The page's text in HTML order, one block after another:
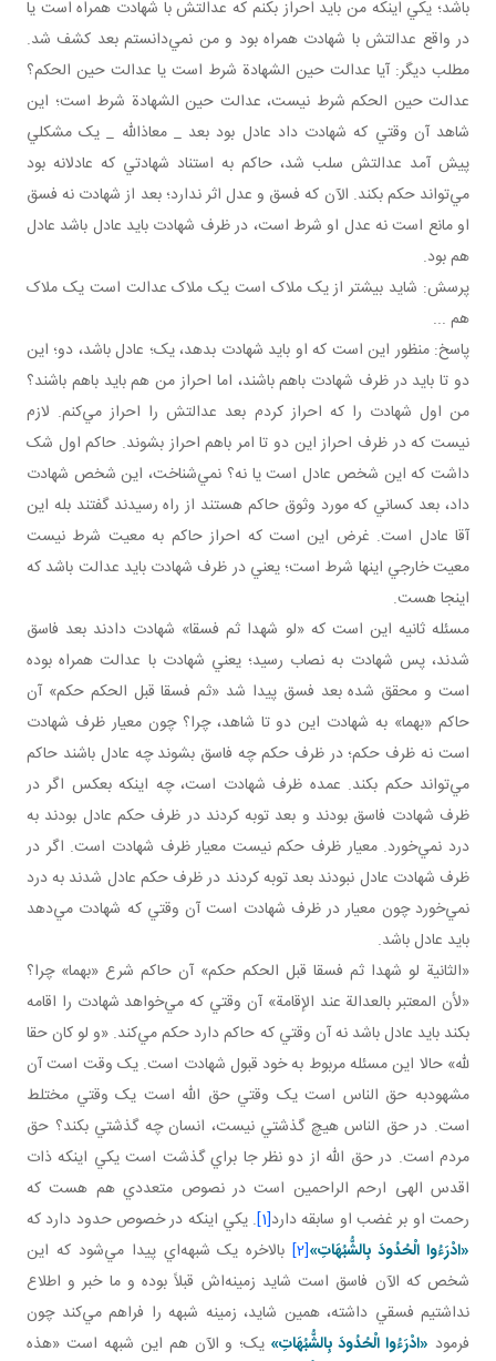
باشد؛ يکي اينکه من بايد احراز بکنم که عدالتش با شهادت همراه است يا
در واقع عدالتش با شهادت همراه بود و من نمي‌دانستم بعد کشف شد.
مطلب ديگر: آيا عدالت حين الشهادة شرط است يا عدالت حين الحکم؟
عدالت حين الحکم شرط نيست، عدالت حين الشهادة شرط است؛ اين
شاهد آن وقتي که شهادت داد عادل بود بعد _ معاذالله _ يک مشکلي
پيش آمد عدالتش سلب شد، حاکم به استناد شهادتي که عادلانه بود
مي‌تواند حکم بکند. الآن که فسق و عدل اثر ندارد؛ بعد از شهادت نه فسق
او مانع است نه عدل او شرط است، در ظرف شهادت بايد عادل باشد عادل
هم بود.
پرسش: شايد بيشتر از يک ملاک است يک ملاک عدالت است يک ملاک
هم ...
پاسخ: منظور اين است که او بايد شهادت بدهد، يک؛ عادل باشد، دو؛ اين
دو تا بايد در ظرف شهادت باهم باشند، اما احراز من هم بايد باهم باشند؟
من اول شهادت را که احراز کردم بعد عدالتش را احراز مي‌کنم. لازم
نيست که در ظرف احراز اين دو تا امر باهم احراز بشوند. حاکم اول شک
داشت که اين شخص عادل است يا نه؟ نمي‌شناخت، اين شخص شهادت
داد، بعد کساني که مورد وثوق حاکم هستند از راه رسيدند گفتند بله اين
آقا عادل است. غرض اين است که احراز حاکم به معيت شرط نيست
معيت خارجي اينها شرط است؛ يعني در ظرف شهادت بايد عدالت باشد که
اينجا هست.
مسئله ثانيه اين است که «لو شهدا ثم فسقا» شهادت دادند بعد فاسق
شدند، پس شهادت به نصاب رسيد؛ يعني شهادت با عدالت همراه بوده
است و محقق شده بعد فسق پيدا شد «ثم فسقا قبل الحکم حکم» آن
حاکم «بهما» به شهادت اين دو تا شاهد، چرا؟ چون معيار ظرف شهادت
است نه ظرف حکم؛ در ظرف حکم چه فاسق بشوند چه عادل باشند حاکم
مي‌تواند حکم بکند. عمده ظرف شهادت است، چه اينکه بعکس اگر در
ظرف شهادت فاسق بودند و بعد توبه کردند در ظرف حکم عادل بودند به
درد نمي‌خورد. معيار ظرف حکم نيست معيار ظرف شهادت است. اگر در
ظرف شهادت عادل نبودند بعد توبه کردند در ظرف حکم عادل شدند به درد
نمي‌خورد چون معيار در ظرف شهادت است آن وقتي که شهادت مي‌دهد
بايد عادل باشد.
«الثانية لو شهدا ثم فسقا قبل الحکم حکم» آن حاکم شرع «بهما» چرا؟
«لأن المعتبر بالعدالة عند الإقامة» آن وقتي که مي‌خواهد شهادت را اقامه
بکند بايد عادل باشد نه آن وقتي که حاکم دارد حکم مي‌کند. «و لو كان حقا
لله» حالا اين مسئله مربوط به خود قبول شهادت است. يک وقت است آن
مشهودبه حق الناس است يک وقتي حق الله است يک وقتي مختلط
است. در حق الناس هيچ گذشتي نيست، انسان چه گذشتي بکند؟ حق
مردم است. در حق الله از دو نظر جا براي گذشت است يکي اينکه ذات
اقدس الهی ارحم الراحمين است در نصوص متعددي هم هست که
رحمت او بر غضب او سابقه دارد[1] . يکي اينکه در خصوص حدود دارد که
«ادْرَءُوا الْحُدُودَ بِالشُّبُهَاتِ»[2] بالاخره يک شبهه‌اي پيدا مي‌شود که اين
شخص که الآن فاسق است شايد زمينه‌اش قبلاً بوده و ما خبر و اطلاع
نداشتيم فسقي داشته، همين شايد، زمينه شبهه را فراهم مي‌کند چون
فرمود «ادْرَءُوا الْحُدُودَ بِالشُّبُهَاتِ» يک؛ و الآن هم اين شبهه است «هذه